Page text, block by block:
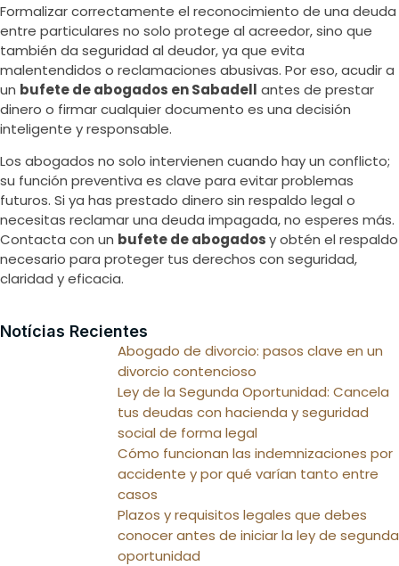
Formalizar correctamente el reconocimiento de una deuda
entre particulares no solo protege al acreedor, sino que
también da seguridad al deudor, ya que evita
malentendidos o reclamaciones abusivas. Por eso, acudir a
un bufete de abogados en Sabadell antes de prestar
dinero o firmar cualquier documento es una decisión
inteligente y responsable.
Los abogados no solo intervienen cuando hay un conflicto;
su función preventiva es clave para evitar problemas
futuros. Si ya has prestado dinero sin respaldo legal o
necesitas reclamar una deuda impagada, no esperes más.
Contacta con un bufete de abogadosy obtén el respaldo
necesario para proteger tus derechos con seguridad,
claridad y eficacia.
Notícias Recientes
Abogado de divorcio: pasos clave en un
divorcio contencioso
Ley de la Segunda Oportunidad: Cancela
tus deudas con hacienda y seguridad
social de forma legal
Cómo funcionan las indemnizaciones por
accidente y por qué varían tanto entre
casos
Plazos y requisitos legales que debes
conocer antes de iniciar la ley de segunda
oportunidad